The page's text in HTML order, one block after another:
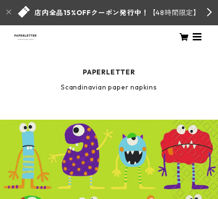
店内全品15%OFFクーポン発行中！ 【48時間限定】
PAPERLETTER
Scandinavian paper napkins